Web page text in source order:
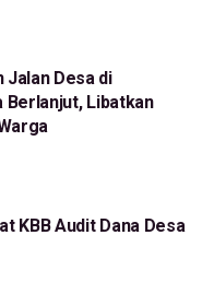
Jalan Desa di
Berlanjut, Libatkan
KBB Audit Dana Desa